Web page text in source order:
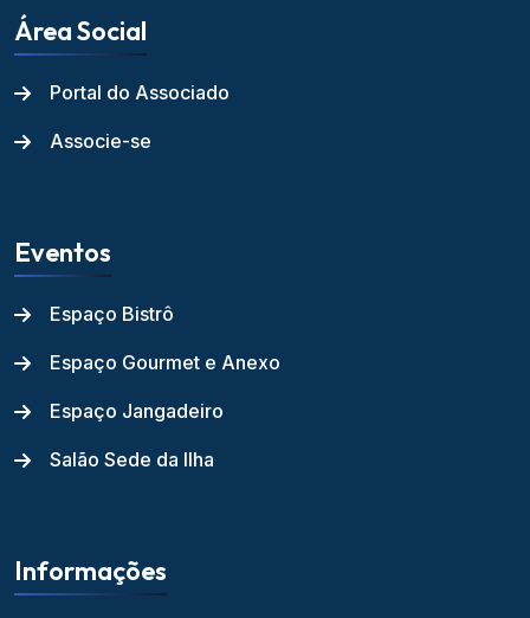
Área Social
Portal do Associado
Associe-se
Eventos
Espaço Bistrô
Espaço Gourmet e Anexo
Espaço Jangadeiro
Salão Sede da Ilha
Informações